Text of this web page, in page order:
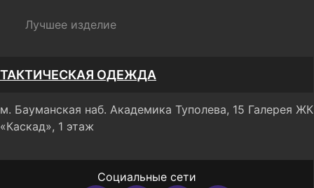
Лучшее изделие
ТАКТИЧЕСКАЯ ОДЕЖДА
м. Бауманская наб. Академика Туполева, 15 Галерея ЖК
«Каскад», 1 этаж
Социальные сети